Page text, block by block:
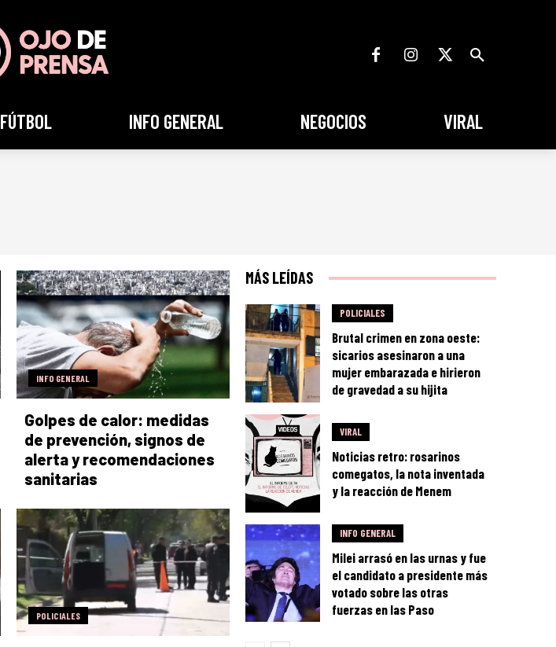
FÚTBOL INFO GENERAL NEGOCIOS VIRAL
INFO GENERAL
Golpes de calor: medidas
de prevención, signos de
alerta y recomendaciones
sanitarias
POLICIALES
MÁS LEÍDAS
POLICIALES
Brutal crimen en zona oeste:
sicarios asesinaron a una
mujer embarazada e hirieron
de gravedad a su hijita
VIRAL
Noticias retro: rosarinos
comegatos, la nota inventada
y la reacción de Menem
INFO GENERAL
Milei arrasó en las urnas y fue
el candidato a presidente más
votado sobre las otras
fuerzas en las Paso